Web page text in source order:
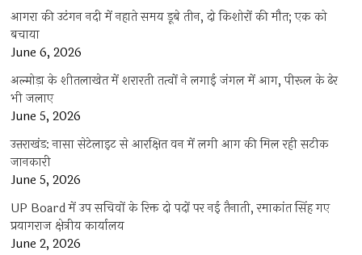
आगरा की उटंगन नदी में नहाते समय डूबे तीन, दो किशोरों की मौत; एक को
बचाया
June 6, 2026
अल्मोड़ा के शीतलाखेत में शरारती तत्वों ने लगाई जंगल में आग, पीरूल के ढेर
भी जलाए
June 5, 2026
उत्तराखंड: नासा सेटेलाइट से आरक्षित वन में लगी आग की मिल रही सटीक
जानकारी
June 5, 2026
UP Board में उप सचिवों के रिक्त दो पदों पर नई तैनाती, रमाकांत सिंह गए
प्रयागराज क्षेत्रीय कार्यालय
June 2, 2026